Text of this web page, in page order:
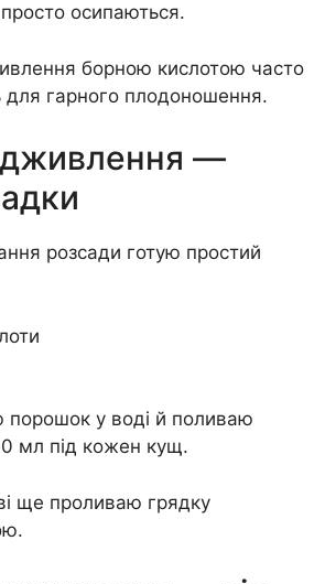
просто осипаються.
борною кислотою часто
для гарного плодоношення.
—
розсади готую простий
у воді й поливаю
мл під кожен кущ.
ще проливаю грядку